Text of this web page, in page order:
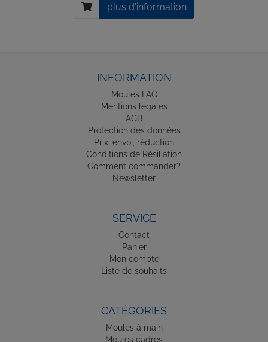
plus d'information
INFORMATION
Moules FAQ
Mentions légales
AGB
Protection des données
Prix, envoi, réduction
Conditions de Résiliation
Comment commander?
Newsletter
SERVICE
Contact
Panier
Mon compte
Liste de souhaits
CATÉGORIES
Moules à main
Moules cadres